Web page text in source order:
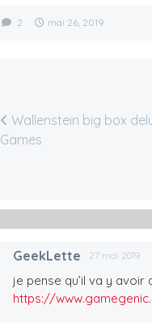
2 mai 26, 2019
Wallenstein big box
Games
GeekLette 27 mai 2019
je pense qu’il va y
https://